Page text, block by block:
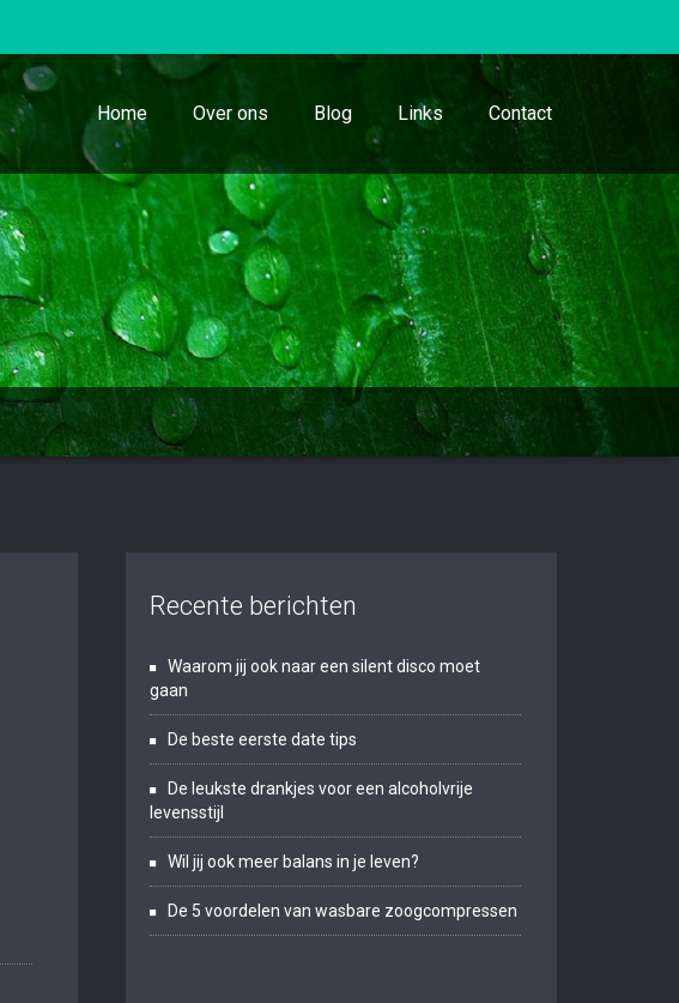
Home Over ons Blog Links Contact
Recente berichten
Waarom jij ook naar een silent disco moet
gaan
De beste eerste date tips
De leukste drankjes voor een alcoholvrije
levensstijl
Wil jij ook meer balans in je leven?
De 5 voordelen van wasbare zoogcompressen